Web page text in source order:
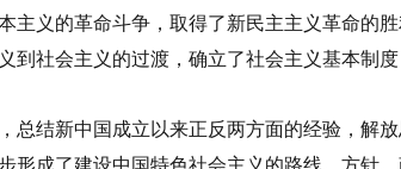
主义的革命斗争，取得了新民主主义革命的
社会主义的过渡，确立了社会主义基本制
总结新中国成立以来正反两方面的经验，解
形成了建设中国特色社会主义的路线、方针